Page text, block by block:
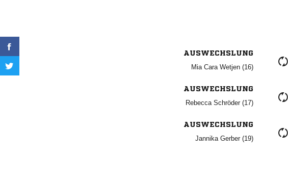
AUSWECHSLUNG
   
AUSWECHSLUNG
  
AUSWECHSLUNG
  